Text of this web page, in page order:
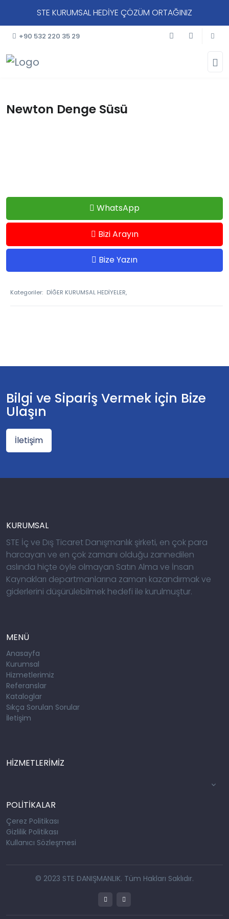
STE KURUMSAL HEDİYE ÇÖZÜM ORTAĞINIZ
+90 532 220 35 29
Newton Denge Süsü
WhatsApp
Bizi Arayın
Bize Yazın
Kategoriler: DİĞER KURUMSAL HEDİYELER,
Bilgi ve Sipariş Vermek için Bize
Ulaşın
İletişim
KURUMSAL
STE İç ve Dış Ticaret Danışmanlık şirketi, en çok para
harcayan ve en çok zamanı olduğu zannedilen
aslında hiçte öyle olmayan Satın Alma ve İnsan
Kaynakları departmanlarına zaman kazandırmak ve
giderlerini düşürülebilmek hedefi ile kurulmuştur.
MENÜ
Anasayfa
Kurumsal
Hizmetlerimiz
Referanslar
Kataloglar
Sıkça Sorulan Sorular
İletişim
HİZMETLERİMİZ
POLİTİKALAR
Çerez Politikası
Gizlilik Politikası
Kullanıcı Sözleşmesi
© 2023 STE DANIŞMANLIK. Tüm Hakları Saklıdır.